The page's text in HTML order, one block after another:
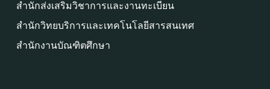
สำนักส่งเสริมวิชาการและงานทะเบียน
สำนักวิทยบริการและเทคโนโลยีสารสนเทศ
สำนักงานบัณฑิตศึกษา